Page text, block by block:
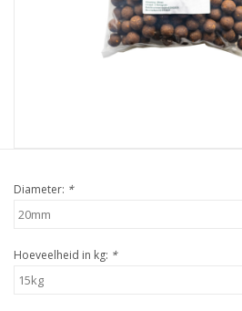
Diameter: *
Hoeveelheid in kg: *